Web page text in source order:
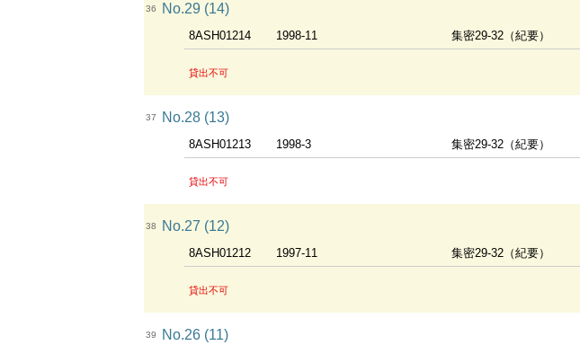
36 No.29 (14)
8ASH01214 1998-11 集密29-32（紀要）
貸出不可
37 No.28 (13)
8ASH01213 1998-3 集密29-32（紀要）
貸出不可
38 No.27 (12)
8ASH01212 1997-11 集密29-32（紀要）
貸出不可
39 No.26 (11)